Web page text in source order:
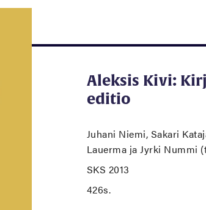
Aleksis Kivi:
editio
Juhani Niemi, Sakari
Lauerma ja Jyrki Nummi
SKS 2013
426s.